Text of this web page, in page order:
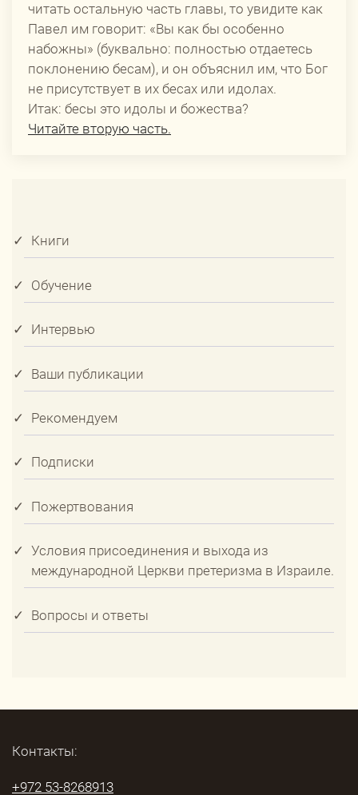
читать остальную часть главы, то увидите как
Павел им говорит: «Вы как бы особенно
набожны» (буквально: полностью отдаетесь
поклонению бесам), и он объяснил им, что Бог
не присутствует в их бесах или идолах.
Итак: бесы это идолы и божества?
Читайте вторую часть.
Книги
Обучение
Интервью
Ваши публикации
Рекомендуем
Подписки
Пожертвования
Условия присоединения и выхода из
международной Церкви претеризма в Израиле.
Вопросы и ответы
Контакты:
+972 53-8268913